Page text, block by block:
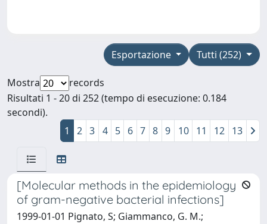
Tutti (252)
Esportazione
Mostra
records
Risultati 1 - 20 di 252 (tempo di esecuzione: 0.184
secondi).
1
2 3 4 5 6 7 8 9 10 11 12 13
[Molecular methods in the epidemiology
of gram-negative bacterial infections]
1999-01-01 Pignato, S; Giammanco, G. M.;